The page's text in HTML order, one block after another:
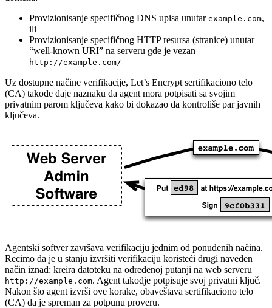
Provizionisanje specifičnog DNS upisa unutar example.com,
ili
Provizionisanje specifičnog HTTP resursa (stranice) unutar
“well-known URI” na serveru gde je vezan
http://example.com/
Uz dostupne načine verifikacije, Let’s Encrypt sertifikaciono telo
(CA) takođe daje naznaku da agent mora potpisati sa svojim
privatnim parom ključeva kako bi dokazao da kontroliše par javnih
ključeva.
Agentski softver završava verifikaciju jednim od ponuđenih načina.
Recimo da je u stanju izvršiti verifikaciju koristeći drugi naveden
način iznad: kreira datoteku na određenoj putanji na web serveru
http://example.com. Agent takodje potpisuje svoj privatni ključ.
Nakon što agent izvrši ove korake, obaveštava sertifikaciono telo
(CA) da je spreman za potpunu proveru.